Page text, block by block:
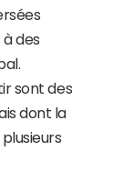
des
sont des
dont la